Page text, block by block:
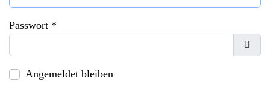
Passwort *
Angemeldet bleiben